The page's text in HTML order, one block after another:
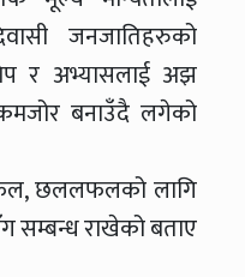
जनजातिहरुको
र अभ्यासलाई अझ
बनाउँदै लगेको
छललफलको लागि
सम्बन्ध राखेको बताए